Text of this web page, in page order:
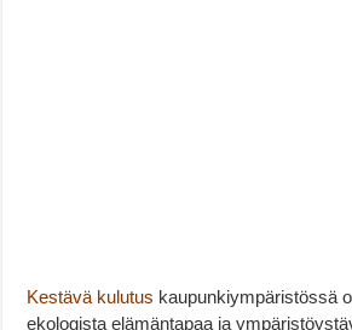
Kestävä kulutus kaupunkiympäristössä
ekologista elämäntapaa ja